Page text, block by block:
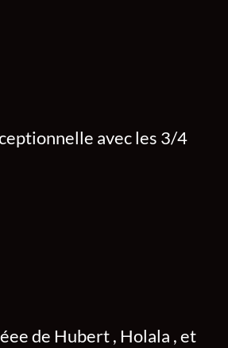
avec les 3/4
de Hubert , Holala , et